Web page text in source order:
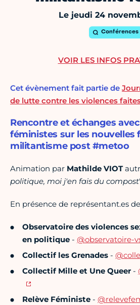
Le jeudi 24
Conférences
Cet évènement fait partie de
de lutte contre les violences
Rencontre et échanges
féministes sur les nouvelles
militantisme post #metoo
Animation par Mathilde VIOT
politique, moi j'en fais du compost
En présence de représentant.es
Observatoire des violences
en politique - @observatoire-
Collectif les Grenades -
Collectif Mille et Une Queer-
Relève Féministe -
VOIR LES INFOS